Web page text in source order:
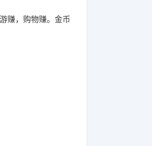
赚，购物赚。金币